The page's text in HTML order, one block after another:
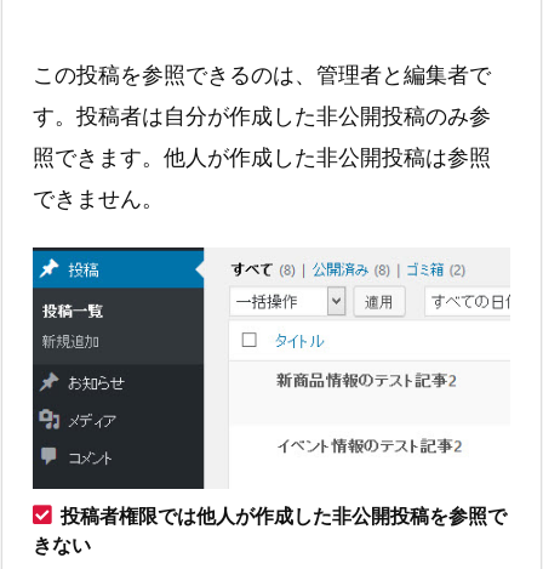
この投稿を参照できるのは、管理者と編集者で
す。投稿者は自分が作成した非公開投稿のみ参
照できます。他人が作成した非公開投稿は参照
できません。
投稿者権限では他人が作成した非公開投稿を参照で
きない